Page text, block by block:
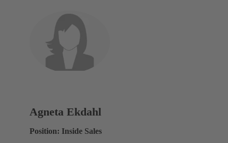
Agneta Ekdahl
Position: Inside Sales